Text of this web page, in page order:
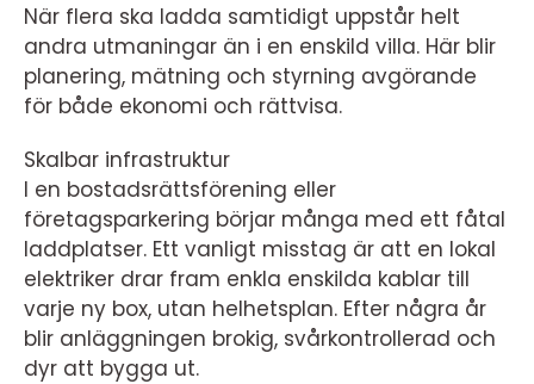
När flera ska ladda samtidigt uppstår helt
andra utmaningar än i en enskild villa. Här blir
planering, mätning och styrning avgörande
för både ekonomi och rättvisa.
Skalbar infrastruktur
I en bostadsrättsförening eller
företagsparkering börjar många med ett fåtal
laddplatser. Ett vanligt misstag är att en lokal
elektriker drar fram enkla enskilda kablar till
varje ny box, utan helhetsplan. Efter några år
blir anläggningen brokig, svårkontrollerad och
dyr att bygga ut.